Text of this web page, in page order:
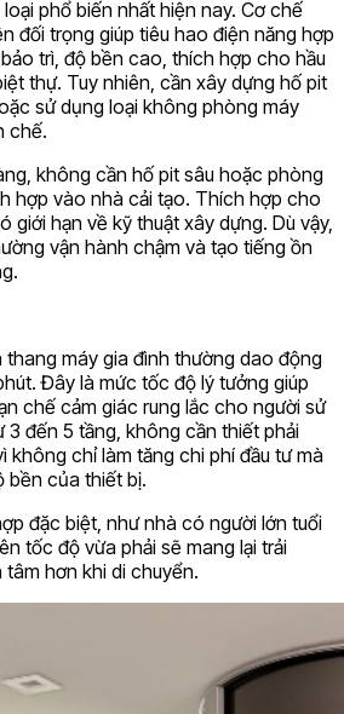
phổ biến nhất hiện nay. Cơ chế
đối trọng giúp tiêu hao điện năng hợp
trì, độ bền cao, thích hợp cho hầu
thự. Tuy nhiên, cần xây dựng hố pit
sử dụng loại không phòng máy
chế.
không cần hố pit sâu hoặc phòng
hợp vào nhà cải tạo. Thích hợp cho
giới hạn về kỹ thuật xây dựng. Dù vậy,
vận hành chậm và tạo tiếng ồn
máy gia đình thường dao động
Đây là mức tốc độ lý tưởng giúp
chế cảm giác rung lắc cho người sử
3 đến 5 tầng, không cần thiết phải
không chỉ làm tăng chi phí đầu tư mà
bền của thiết bị.
đặc biệt, như nhà có người lớn tuổi
tốc độ vừa phải sẽ mang lại trải
hơn khi di chuyển.